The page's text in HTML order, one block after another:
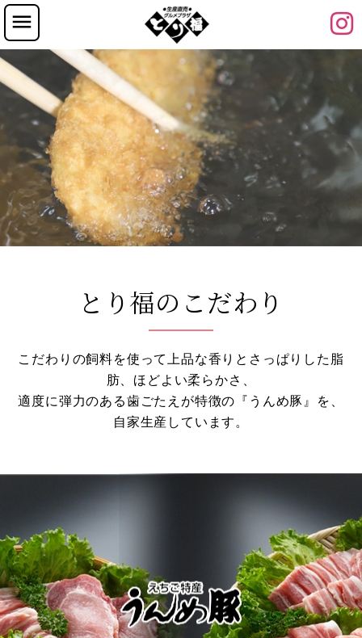
とり福のこだわり
こだわりの飼料を使って上品な香りとさっぱりした脂
肪、ほどよい柔らかさ、
適度に弾力のある歯ごたえが特徴の『うんめ豚』を、
自家生産しています。